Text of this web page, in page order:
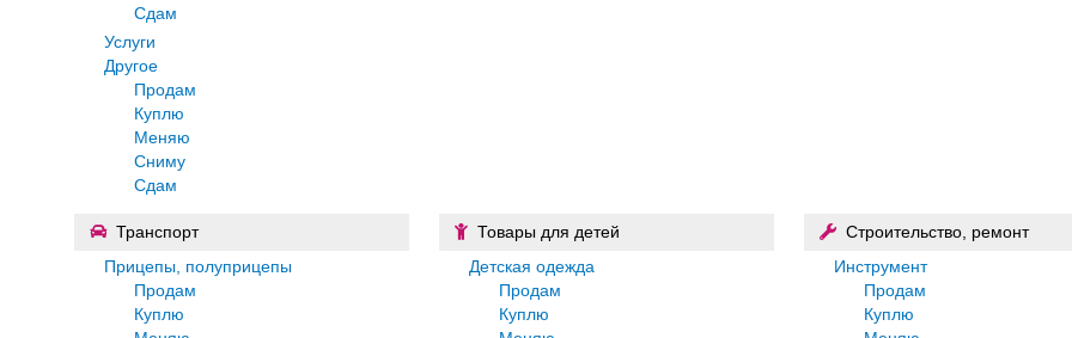
Сдам
Услуги
Другое
Продам
Куплю
Меняю
Сниму
Сдам
Транспорт
Прицепы, полуприцепы
Продам
Куплю
Товары для детей
Детская одежда
Продам
Куплю
Строительство, ремонт
Инструмент
Продам
Куплю